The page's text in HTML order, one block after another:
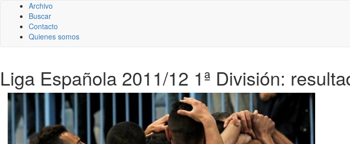
Archivo
Buscar
Contacto
Quienes somos
Liga Española 2011/12 1ª División: